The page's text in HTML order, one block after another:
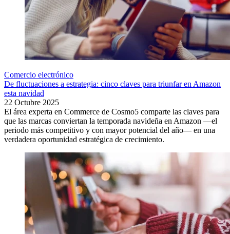
Comercio electrónico
De fluctuaciones a estrategia: cinco claves para triunfar en Amazon
esta navidad
22 Octubre 2025
El área experta en Commerce de Cosmo5 comparte las claves para
que las marcas conviertan la temporada navideña en Amazon —el
periodo más competitivo y con mayor potencial del año— en una
verdadera oportunidad estratégica de crecimiento.